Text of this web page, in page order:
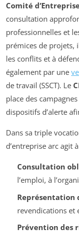
Comité
consultation
professionnelles et
prémices de projets,
les conflits et à
également par une
de travail (SSCT). Le
place des
dispositifs d’alerte
Dans sa triple
d’entreprise arc agit
Consultation
l’emploi, à
Représentation
revendications et
Prévention des